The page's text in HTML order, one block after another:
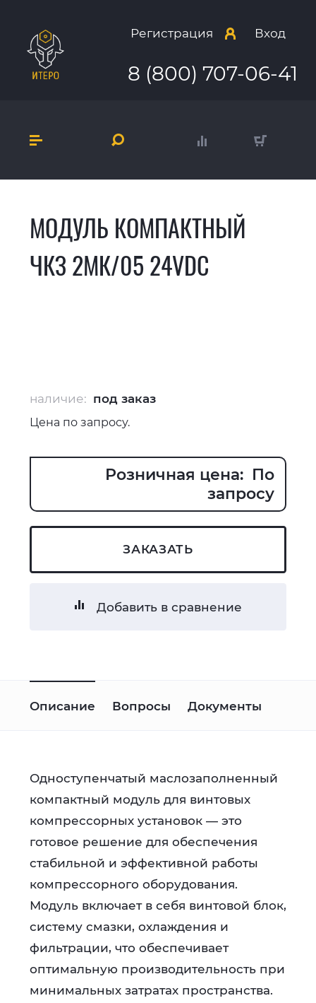
Регистрация Вход
8 (800) 707-06-41
МОДУЛЬ КОМПАКТНЫЙ
ЧКЗ 2МК/05 24VDC
наличие: под заказ
Цена по запросу.
Розничная цена: По
запросу
ЗАКАЗАТЬ
Добавить в сравнение
Описание Вопросы Документы
Одноступенчатый маслозаполненный
компактный модуль для винтовых
компрессорных установок — это
готовое решение для обеспечения
стабильной и эффективной работы
компрессорного оборудования.
Модуль включает в себя винтовой блок,
систему смазки, охлаждения и
фильтрации, что обеспечивает
оптимальную производительность при
минимальных затратах пространства.